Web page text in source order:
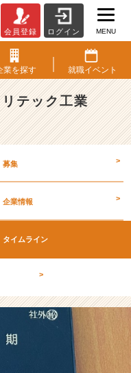
会員登録 ログイン MENU
業を探す 就職イベント
テック工業
募集 >
企業情報 >
タイムライン
>